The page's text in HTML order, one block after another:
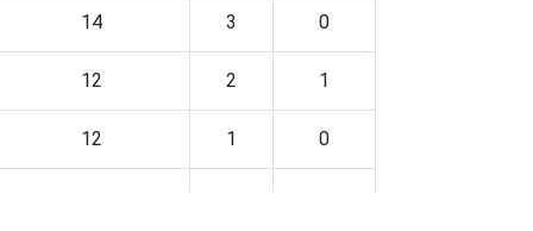
14 3 0
12 2 1
12 1 0